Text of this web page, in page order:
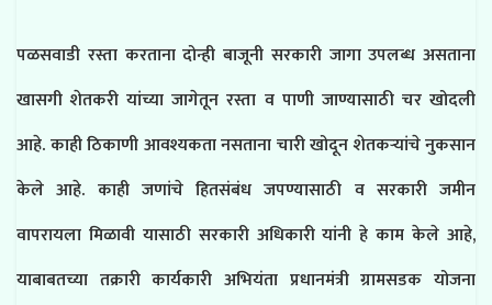
पळसवाडी रस्ता करताना दोन्ही बाजूनी सरकारी जागा उपलब्ध असताना
खासगी शेतकरी यांच्या जागेतून रस्ता व पाणी जाण्यासाठी चर खोदली
आहे. काही ठिकाणी आवश्यकता नसताना चारी खोदून शेतकऱ्यांचे नुकसान
केले आहे. काही जणांचे हितसंबंध जपण्यासाठी व सरकारी जमीन
वापरायला मिळावी यासाठी सरकारी अधिकारी यांनी हे काम केले आहे,
याबाबतच्या तक्रारी कार्यकारी अभियंता प्रधानमंत्री ग्रामसडक योजना